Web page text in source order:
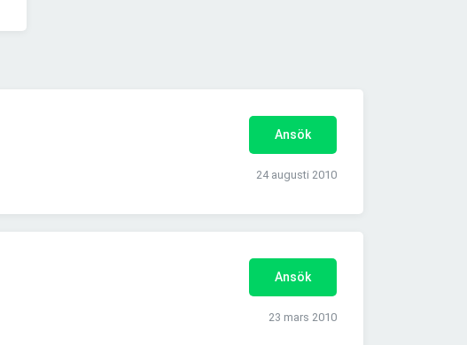
Ansök
24 augusti 2010
Ansök
23 mars 2010